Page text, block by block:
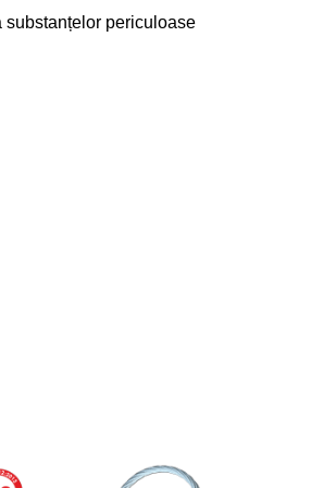
substanțelor periculoase